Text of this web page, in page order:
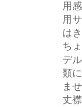
用
用
は
ち
デ
類
ま
丈